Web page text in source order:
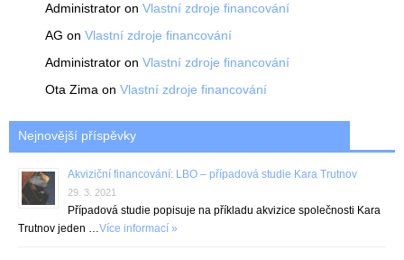
Administrator on Vlastní zdroje financování
AG on Vlastní zdroje financování
Administrator on Vlastní zdroje financování
Ota Zima on Vlastní zdroje financování
Nejnovější příspěvky
Akviziční financování: LBO – případová studie Kara Trutnov
29. 3. 2021
Případová studie popisuje na příkladu akvizice společnosti Kara
Trutnov jeden …Více informací »